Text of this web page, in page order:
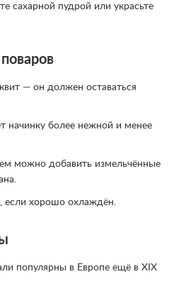
сахарной пудрой или украсьте
— он должен оставаться
начинку более нежной и менее
можно добавить измельчённые
если хорошо охлаждён.
популярны в Европе ещё в XIX